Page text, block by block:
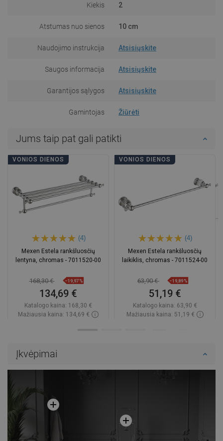
Kiekis 2
Atstumas nuo sienos 10 cm
Naudojimo instrukcija Atsisiųskite
Saugos informacija Atsisiųskite
Garantijos sąlygos Atsisiųskite
Gamintojas Žiūrėti
Jums taip pat gali patikti
VONIOS DIENOS
(4)
Mexen Estela rankšluosčių
lentyna, chromas - 7011520-00
168,30 € −19,97%
134,69 €
Katalogo kaina: 168,30 €
Mažiausia kaina: 134,69 €
VONIOS DIENOS
(4)
Mexen Estela rankšluosčių
laikiklis, chromas - 7011524-00
63,90 € −19,89%
51,19 €
Katalogo kaina: 63,90 €
Mažiausia kaina: 51,19 €
Įkvėpimai